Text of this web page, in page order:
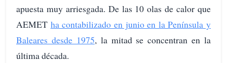
apuesta muy arriesgada. De las 10 olas de calor que
AEMET ha contabilizado en junio en la Península y
Baleares desde 1975, la mitad se concentran en la
última década.